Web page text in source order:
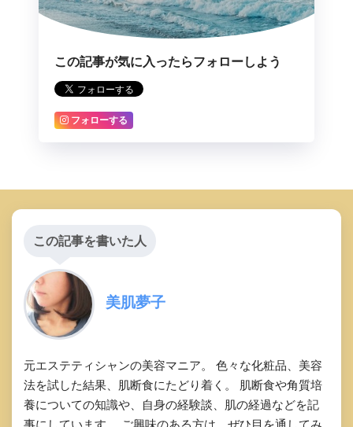
この記事が気に入ったらフォローしよう
フォローする
この記事を書いた人
美肌夢子
元エステティシャンの美容マニア。 色々な化粧品、美容
法を試した結果、肌断食にたどり着く。 肌断食や角質培
養についての知識や、自身の経験談、肌の経過などを記
事にしています。 ご興味のある方は、ぜひ目を通してみ